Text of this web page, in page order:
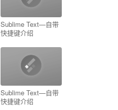
Sublime Text—自带
快捷键介绍
Sublime Text—自带
快捷键介绍